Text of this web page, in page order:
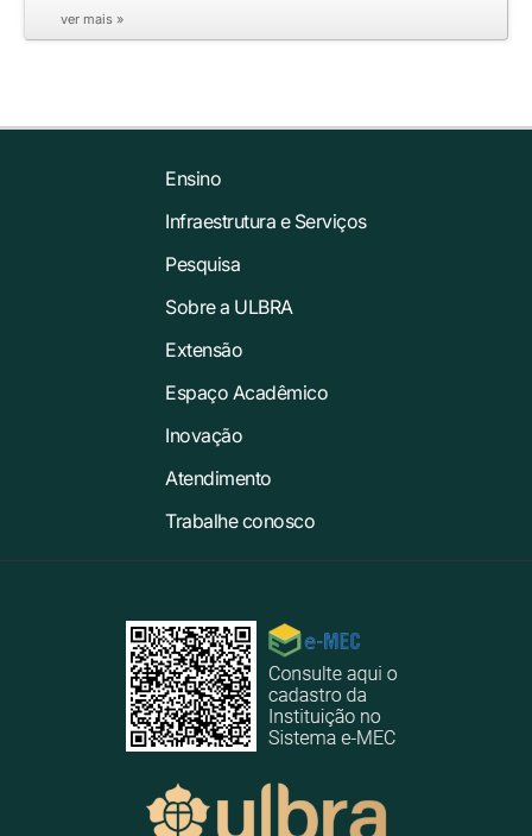
ver mais »
Ensino
Infraestrutura e Serviços
Pesquisa
Sobre a ULBRA
Extensão
Espaço Acadêmico
Inovação
Atendimento
Trabalhe conosco